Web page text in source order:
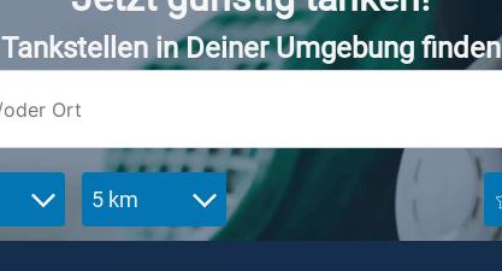
Tankstellen in Deiner Umgebung finden
5 km